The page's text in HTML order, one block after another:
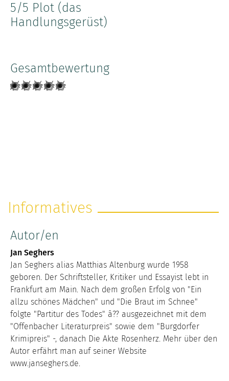
5/5 Plot (das
Handlungsgerüst)
Gesamtbewertung
Informatives
Autor/en
Jan Seghers
Jan Seghers alias Matthias Altenburg wurde 1958
geboren. Der Schriftsteller, Kritiker und Essayist lebt in
Frankfurt am Main. Nach dem großen Erfolg von "Ein
allzu schönes Mädchen" und "Die Braut im Schnee"
folgte "Partitur des Todes" â?? ausgezeichnet mit dem
"Offenbacher Literaturpreis" sowie dem "Burgdorfer
Krimipreis" -, danach Die Akte Rosenherz. Mehr über den
Autor erfährt man auf seiner Website
www.janseghers.de.